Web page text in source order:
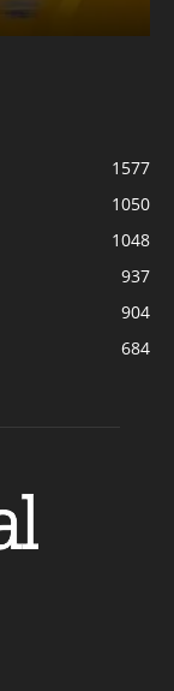
1577
1050
1048
937
904
684